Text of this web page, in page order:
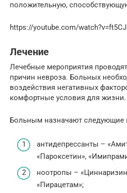
положительную,
https://youtube.com/
Лечение
Лечебные мероприятия
причин невроза. Больных
воздействия негативных
комфортные условия для жизни.
Больным назначают следующие
антидепрессанты –
«Пароксетин»,
ноотропы –
«Пирацетам»;